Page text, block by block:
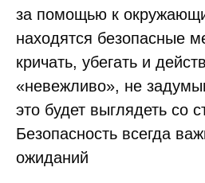
за помощью к
находятся безопасные
кричать, убегать и
«невежливо», не
это будет выглядеть со
Безопасность всегда
ожиданий